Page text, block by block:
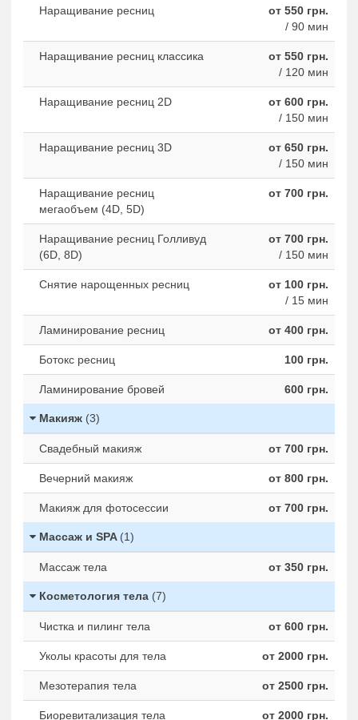
Наращивание ресниц
от 550 грн.
/ 90 мин
Наращивание ресниц классика
от 550 грн.
/ 120 мин
Наращивание ресниц 2D
от 600 грн.
/ 150 мин
Наращивание ресниц 3D
от 650 грн.
/ 150 мин
Наращивание ресниц
мегаобъем (4D, 5D)
от 700 грн.
Наращивание ресниц Голливуд
(6D, 8D)
от 700 грн.
/ 150 мин
Снятие нарощенных ресниц
от 100 грн.
/ 15 мин
Ламинирование ресниц от 400 грн.
Ботокс ресниц 100 грн.
Ламинирование бровей 600 грн.
Макияж (3)
Свадебный макияж от 700 грн.
Вечерний макияж от 800 грн.
Макияж для фотосессии от 700 грн.
Массаж и SPA (1)
Массаж тела от 350 грн.
Косметология тела (7)
Чистка и пилинг тела от 600 грн.
Уколы красоты для тела от 2000 грн.
Мезотерапия тела от 2500 грн.
Биоревитализация тела от 2000 грн.